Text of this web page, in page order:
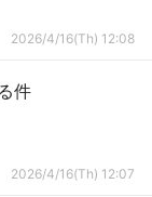
2026/4/16(Th) 12:08
件
2026/4/16(Th) 12:07